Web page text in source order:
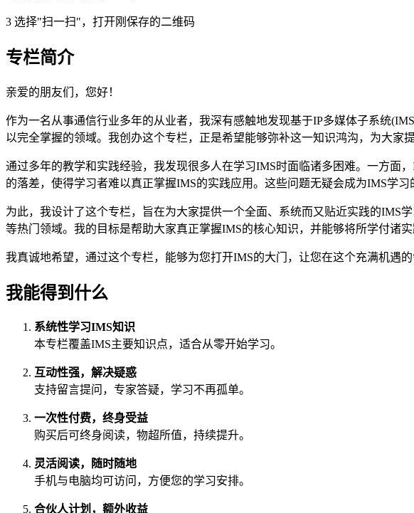
3 选择"扫一扫"，打开刚保存的二维码
专栏简介
亲爱的朋友们，您好！
作为一名从事通信行业多年的从业者，我深有感触地发现基于IP多媒体子系统
以完全掌握的领域。我创办这个专栏，正是希望能够弥补这一知识鸿沟，为大家
通过多年的教学和实践经验，我发现很多人在学习IMS时面临诸多困难。一方面
的落差，使得学习者难以真正掌握IMS的实践应用。这些问题无疑会成为IMS学
为此，我设计了这个专栏，旨在为大家提供一个全面、系统而又贴近实践的IMS
等热门领域。我的目标是帮助大家真正掌握IMS的核心知识，并能够将所学付诸
我真诚地希望，通过这个专栏，能够为您打开IMS的大门，让您在这个充满机遇
我能得到什么
系统性学习IMS知识
本专栏覆盖IMS主要知识点，适合从零开始学习。
互动性强，解决疑惑
支持留言提问，专家答疑，学习不再孤单。
一次性付费，终身受益
购买后可终身阅读，物超所值，持续提升。
灵活阅读，随时随地
手机与电脑均可访问，方便您的学习安排。
合伙人计划，额外收益